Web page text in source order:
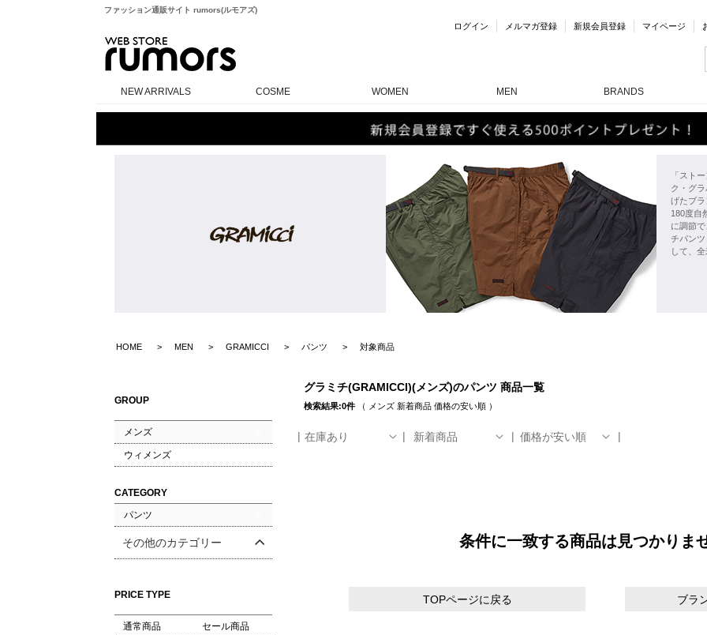
ファッション通販サイト rumors(ルモアズ)
ログイン メルマガ登録 新規会員登録 マイページ
NEW ARRIVALS COSME WOMEN MEN BRANDS
「スト
ク・グ
げたブラ
180度自
に調節
チパン
して、
HOME MEN GRAMICCI パンツ 対象商品
GROUP
メンズ
ウィメンズ
CATEGORY
パンツ
その他のカテゴリー
PRICE TYPE
通常商品 セール商品
グラミチ(GRAMICCI)(メンズ)のパンツ 商品一覧
検索結果:0件（ メンズ 新着商品 価格の安い順）
在庫あり 新着商品 価格が安い順
条件に一致する商品は見つかりま
TOPページに戻る ブラ